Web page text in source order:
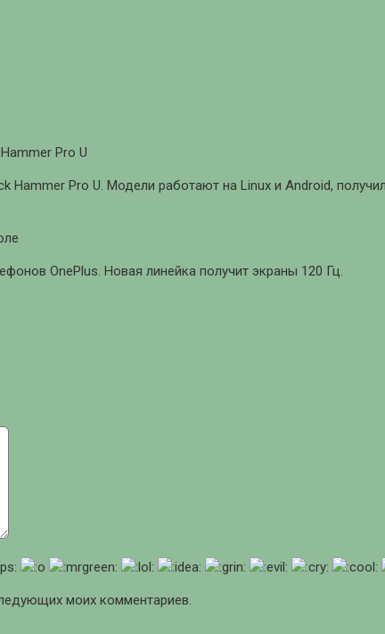
Pro U
Hammer Pro U. Модели работают на Linux и Android,
OnePlus. Новая линейка получит экраны 120 Гц.
моих комментариев.